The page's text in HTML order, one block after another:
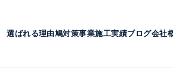
選ばれる理由鳩対策事業施工実績ブログ会社